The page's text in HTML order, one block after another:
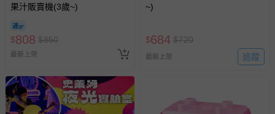
果汁販賣機(3歲~)
$808 $850
最新上架
~)
$684 $720
最新上架 追蹤